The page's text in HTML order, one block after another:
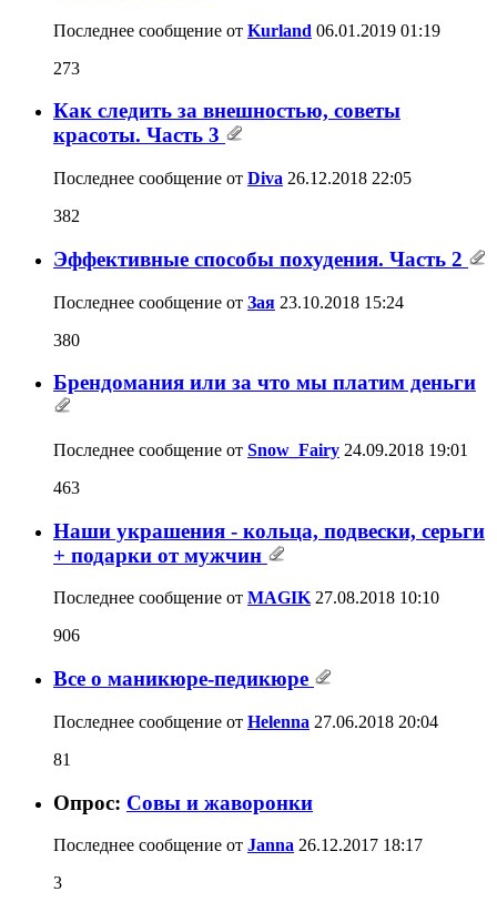
Последнее сообщение от Kurland 06.01.2019 01:19
273
Как следить за внешностью, советы
красоты. Часть 3
Последнее сообщение от Diva 26.12.2018 22:05
382
Эффективные способы похудения. Часть 2
Последнее сообщение от Зая 23.10.2018 15:24
380
Брендомания или за что мы платим деньги
Последнее сообщение от Snow_Fairy 24.09.2018 19:01
463
Наши украшения - кольца, подвески, серьги
+ подарки от мужчин
Последнее сообщение от MAGIK 27.08.2018 10:10
906
Все о маникюре-педикюре
Последнее сообщение от Helenna 27.06.2018 20:04
81
Опрос: Совы и жаворонки
Последнее сообщение от Janna 26.12.2017 18:17
3